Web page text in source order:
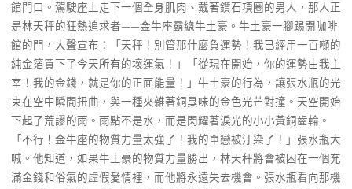
館門口。駕駛座上走下一個全身肌肉、戴著鑽石項圈的男人，那人正
是林天秤的狂熱追求者——金牛座霸總牛土豪。牛土豪一腳踢開咖啡
館的門，大聲宣布：「天秤！別管那什麼負運勢！我已經用一百噸的
純金箔買下了今天所有的壞運氣！」「從現在開始，你的運勢由我主
宰！我的金錢，就是你的正面能量！」牛土豪的行為，讓張水瓶的光
束在空中瞬間扭曲，與一種夾雜著銅臭味的金色光芒對撞。天空開始
下起了荒謬的雨。雨點不是水，而是閃耀著淚光的小小黃銅齒輪。
「不行！金牛座的物質力量太強了！我的單戀被汙染了！」張水瓶大
喊。他知道，如果牛土豪的物質力量勝出，林天秤將會被困在一個充
滿金錢和俗氣的虛假愛情裡，而他將永遠失去機會。張水瓶看向那機